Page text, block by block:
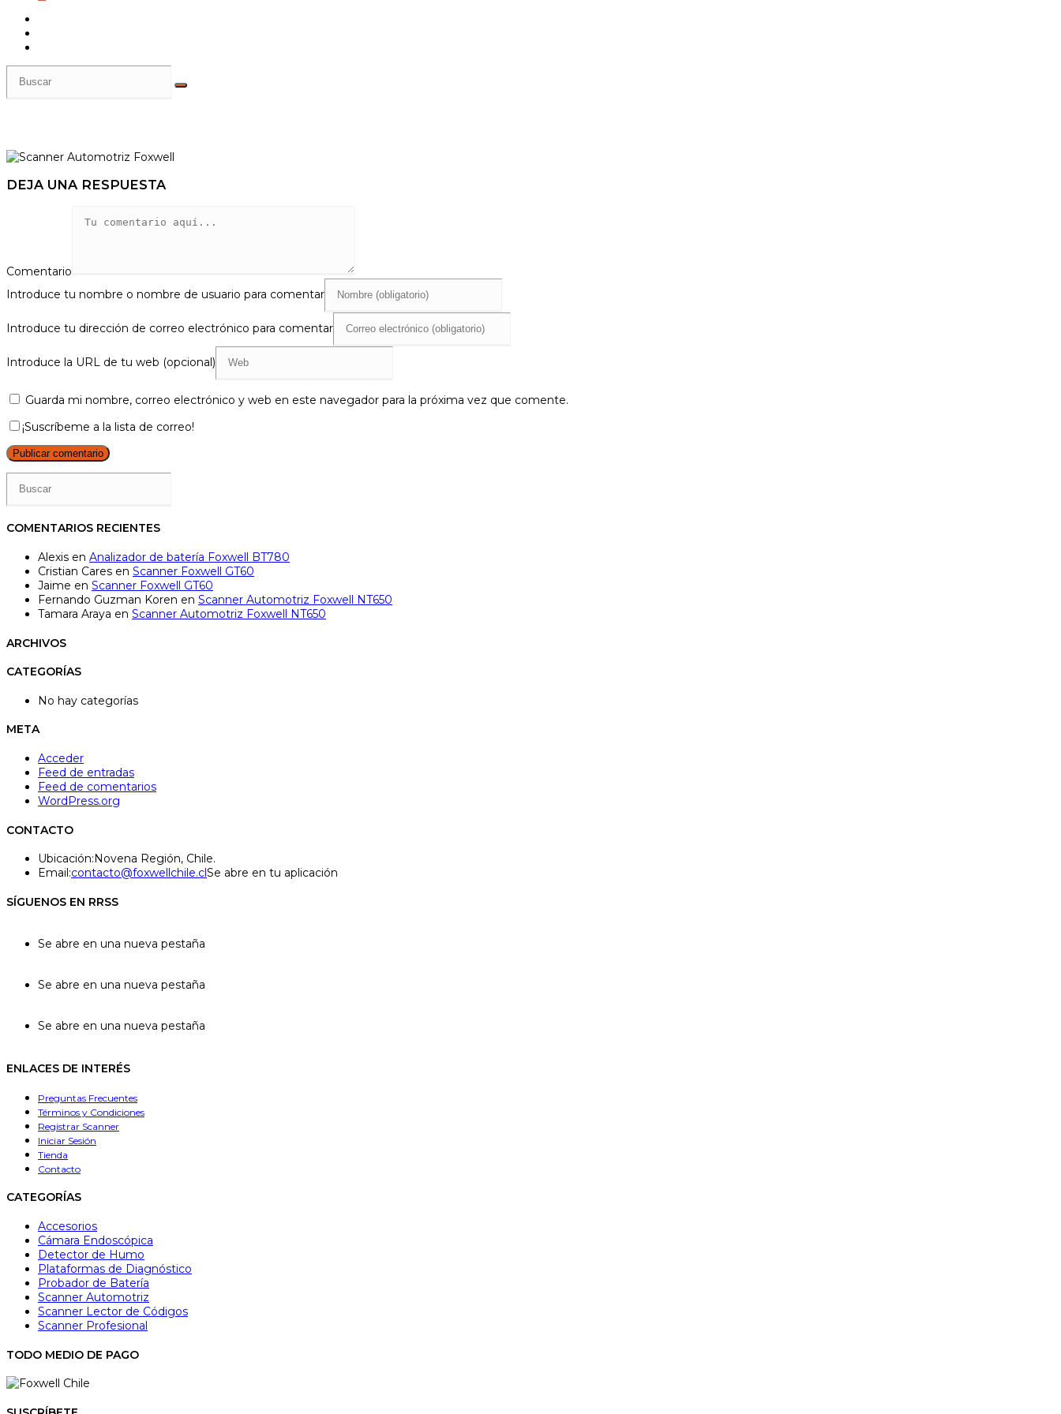
DEJA UNA RESPUESTA
Comentario
Introduce tu nombre o nombre de usuario para comentar
Introduce tu dirección de correo electrónico para comentar
Introduce la URL de tu web (opcional)
Guarda mi nombre, correo electrónico y web en este navegador para la próxima vez que comente.
¡Suscríbeme a la lista de correo!
COMENTARIOS RECIENTES
Alexis en Analizador de batería Foxwell BT780
Cristian Cares en Scanner Foxwell GT60
Jaime en Scanner Foxwell GT60
Fernando Guzman Koren en Scanner Automotriz Foxwell NT650
Tamara Araya en Scanner Automotriz Foxwell NT650
ARCHIVOS
CATEGORÍAS
No hay categorías
META
Acceder
Feed de entradas
Feed de comentarios
WordPress.org
CONTACTO
Ubicación:Novena Región, Chile.
Email:contacto@foxwellchile.clSe abre en tu aplicación
SÍGUENOS EN RRSS
Se abre en una nueva pestaña
Se abre en una nueva pestaña
Se abre en una nueva pestaña
ENLACES DE INTERÉS
Preguntas Frecuentes
Términos y Condiciones
Registrar Scanner
Iniciar Sesión
Tienda
Contacto
CATEGORÍAS
Accesorios
Cámara Endoscópica
Detector de Humo
Plataformas de Diagnóstico
Probador de Batería
Scanner Automotriz
Scanner Lector de Códigos
Scanner Profesional
TODO MEDIO DE PAGO